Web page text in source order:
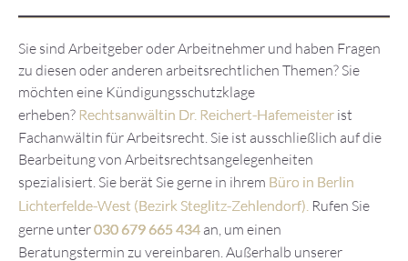
Sie sind Arbeitgeber oder Arbeitnehmer und haben Fragen
zu diesen oder anderen arbeitsrechtlichen Themen? Sie
möchten eine Kündigungsschutzklage
erheben? Rechtsanwältin Dr. Reichert-Hafemeister ist
Fachanwältin für Arbeitsrecht. Sie ist ausschließlich auf die
Bearbeitung von Arbeitsrechtsangelegenheiten
spezialisiert. Sie berät Sie gerne in ihrem Büro in Berlin
Lichterfelde-West (Bezirk Steglitz-Zehlendorf). Rufen Sie
gerne unter030 679 665 434 an, um einen
Beratungstermin zu vereinbaren. Außerhalb unserer